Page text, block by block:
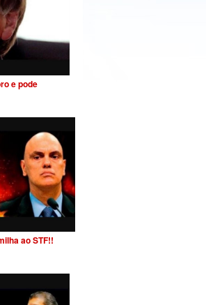
e pode
ao STF!!